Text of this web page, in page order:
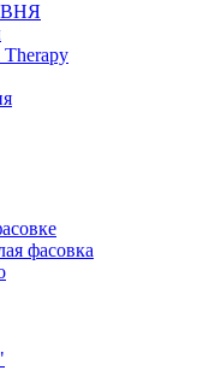
фасовка